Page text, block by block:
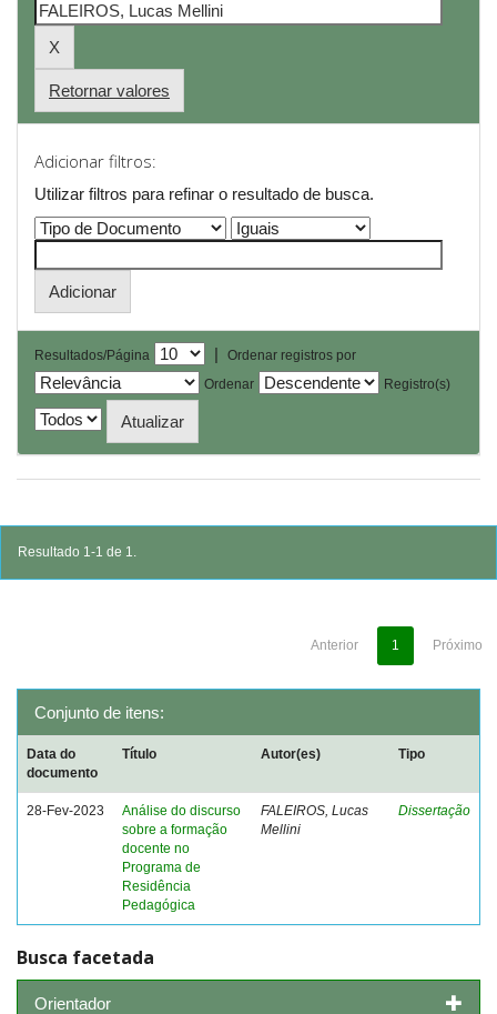
Retornar valores
Adicionar filtros:
Utilizar filtros para refinar o resultado de busca.
Resultados/Página |
Ordenar registros por
Ordenar
Registro(s)
Resultado 1-1 de 1.
Anterior 1 Próximo
Conjunto de itens:
Data do
documento
Título Autor(es) Tipo
28-Fev-2023
Análise do discurso
sobre a formação
docente no
Programa de
Residência
Pedagógica
FALEIROS, Lucas
Mellini
Dissertação
Busca facetada
Orientador